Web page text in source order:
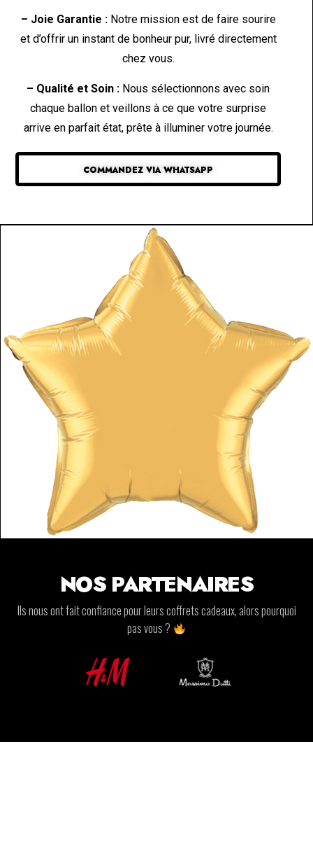
– Joie Garantie :Notre mission est de faire sourire
et d’offrir un instant de bonheur pur, livré directement
chez vous.
– Qualité et Soin : Nous sélectionnons avec soin
chaque ballon et veillons à ce que votre surprise
arrive en parfait état, prête à illuminer votre journée.
COMMANDEZ VIA WHATSAPP
NOS PARTENAIRES
Ils nous ont fait confiance pour leurs coffrets cadeaux, alors pourquoi
pas vous ?